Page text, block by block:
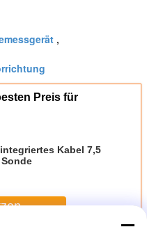
,
Preis für
Kabel 7,5
Sonde